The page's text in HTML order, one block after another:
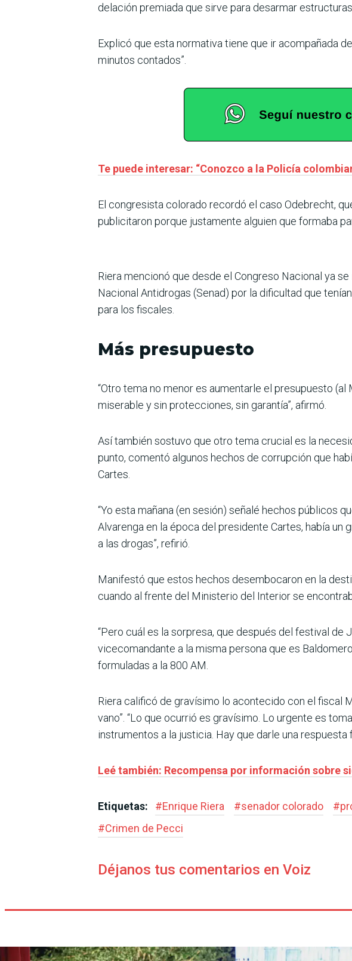
delación premiada que sirve para desarmar
Explicó que esta normativa tiene que ir acompañada
minutos contados”.
Te puede interesar: “Conozco a la Policía
El congresista colorado recordó el caso Odebrecht,
publicitaron porque justamente alguien que formaba
Riera mencionó que desde el Congreso Nacional ya
Nacional Antidrogas (Senad) por la dificultad que
para los fiscales.
Más presupuesto
“Otro tema no menor es aumentarle el presupuesto
miserable y sin protecciones, sin garantía”, afirmó.
Así también sostuvo que otro tema crucial es la
punto, comentó algunos hechos de corrupción que
Cartes.
“Yo esta mañana (en sesión) señalé hechos públicos
Alvarenga en la época del presidente Cartes, había
a las drogas”, refirió.
Manifestó que estos hechos desembocaron en la
cuando al frente del Ministerio del Interior se
“Pero cuál es la sorpresa, que después del festival de
vicecomandante a la misma persona que es
formuladas a la 800 AM.
Riera calificó de gravísimo lo acontecido con el fiscal
vano”. “Lo que ocurrió es gravísimo. Lo urgente es
instrumentos a la justicia. Hay que darle una respuesta
Leé también: Recompensa por información sobre
Etiquetas: #Enrique Riera #senador colorado #
#Crimen de Pecci
Déjanos tus comentarios en Voiz